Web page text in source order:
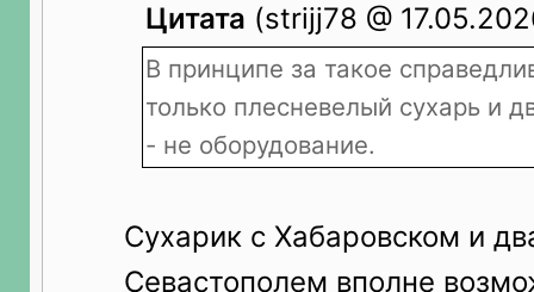
Цитата (strijj78 @
В принципе за такое
только плесневелый сухарь и
- не оборудование.
Сухарик с Хабаровском и
Севастополем вполне